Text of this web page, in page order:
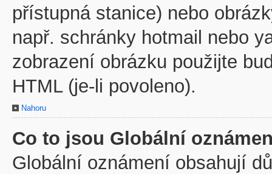
přístupná stanice) nebo
např. schránky hotmail nebo
zobrazení obrázku použijte
HTML (je-li povoleno).
Nahoru
Co to jsou Globální
Globální oznámení obsahují